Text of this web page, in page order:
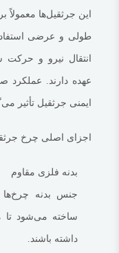
شیار ریل جرثقیل سقفی(Flange)
شیارهای مخصوصی در لبه
کرده و از انحراف جلوگیری
بهتر است بدانید: دنده
انواع چرخ جرثقیل دروازه‌ای
مناسب برای حرکت روی
این جرثقیل‌ها
طولی و عرضی
انتقال نیرو و
عهده دارند. عملکرد
ایمنی جرثقیل تأثیر
اجزای اصلی چرخ
بدنه فلزی مقاوم
جنس بدنه چرخ‌ها
ساخته می‌شود تا
داشته باشند.